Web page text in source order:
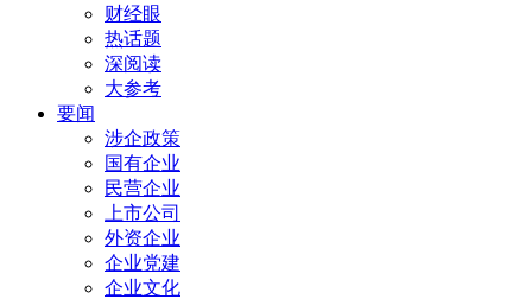
财经眼
热话题
深阅读
大参考
要闻
涉企政策
国有企业
民营企业
上市公司
外资企业
企业党建
企业文化